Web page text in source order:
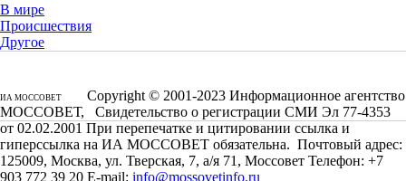
В мире
Происшествия
Другое
ИА МОССОВЕТ
Copyright © 2001-2023 Информационное агентство
МОССОВЕТ, Свидетельство о регистрации СМИ Эл 77-4353
от 02.02.2001 При перепечатке и цитировании ссылка и
гиперссылка на ИА МОССОВЕТ обязательна. Почтовый адрес:
125009, Москва, ул. Тверская, 7, а/я 71, Моссовет Телефон: +7
903 772 39 20 E-mail: info@mossovetinfo.ru